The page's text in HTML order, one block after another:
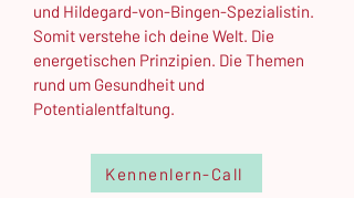
und Hildegard-von-Bingen-Spezialistin.
Somit verstehe ich deine Welt. Die
energetischen Prinzipien. Die Themen
rund um Gesundheit und
Potentialentfaltung.
Kennenlern-Call